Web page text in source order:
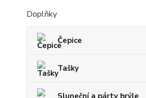
Doplňky
Čepice
Tašky
Sluneční a párty brýle